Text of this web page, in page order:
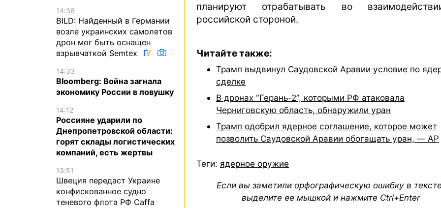
планируют отрабатывать во
российской стороной.
Читайте также:
Трамп выдвинул Саудовской Аравии условие по
сделке
В дронах “Герань-2”, которыми РФ атаковала
Черниговскую область, обнаружили уран
Трамп одобрил ядерное соглашение, которое может
позволить Саудовской Аравии обогащать уран, — AP
Теги: ядерное оружие
Если вы заметили орфографическую ошибку в
выделите ее мышкой и нажмите Ctrl+Enter
14:36
BILD: Найденный в Германии
возле украинских самолетов
дрон мог быть оснащен
взрывчаткой Semtex
14:33
Bloomberg: Война загнала
экономику России в ловушку
14:12
Россияне ударили по
Днепропетровской области:
горят склады логистических
компаний, есть жертвы
13:51
Швеция передаст Украине
конфискованное судно
теневого флота РФ Caffa